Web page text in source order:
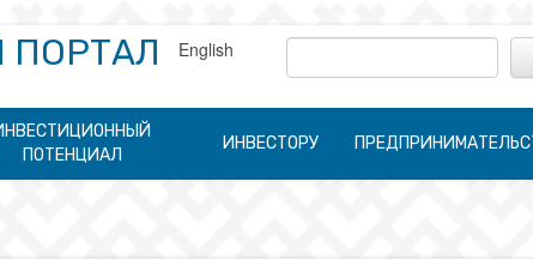
English
ПОТЕНЦИАЛ
ИНВЕСТОРУ